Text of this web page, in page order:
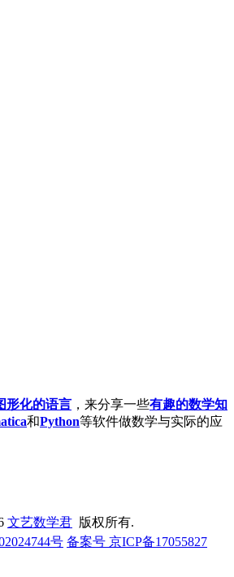
形化的语言 ，来分享一些有趣的数学知
和Python等软件做数学与实际的应
文艺数学君 版权所有.
号 备案号 京ICP备17055827